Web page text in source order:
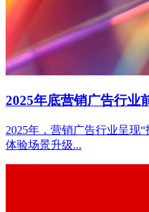
2025年底营销广告行业
2025年，营销广告行业呈现
体验场景升级...